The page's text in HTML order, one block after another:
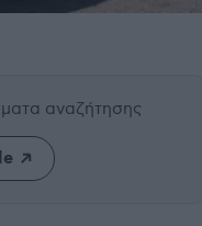
αναζήτησης